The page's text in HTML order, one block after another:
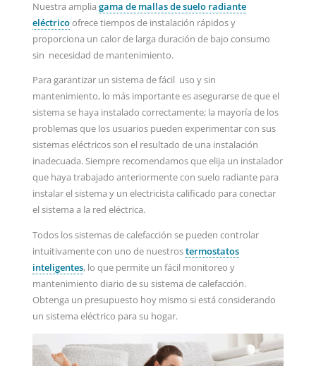
Nuestra amplia gama de mallas de suelo radiante
eléctricoofrece tiempos de instalación rápidos y
proporciona un calor de larga duración de bajo consumo
sin necesidad de mantenimiento.
Para garantizar un sistema de fácil uso y sin
mantenimiento, lo más importante es asegurarse de que el
sistema se haya instalado correctamente; la mayoría de los
problemas que los usuarios pueden experimentar con sus
sistemas eléctricos son el resultado de una instalación
inadecuada. Siempre recomendamos que elija un instalador
que haya trabajado anteriormente con suelo radiante para
instalar el sistema y un electricista calificado para conectar
el sistema a la red eléctrica.
Todos los sistemas de calefacción se pueden controlar
intuitivamente con uno de nuestrostermostatos
inteligentes, lo que permite un fácil monitoreo y
mantenimiento diario de su sistema de calefacción.
Obtenga un presupuesto hoy mismo si está considerando
un sistema eléctrico para su hogar.